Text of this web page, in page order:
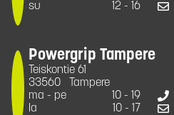
su
12 - 16
Powergrip Tampere
Teiskontie 61
33560
Tampere
ma - pe
10 - 19
la
10 - 17